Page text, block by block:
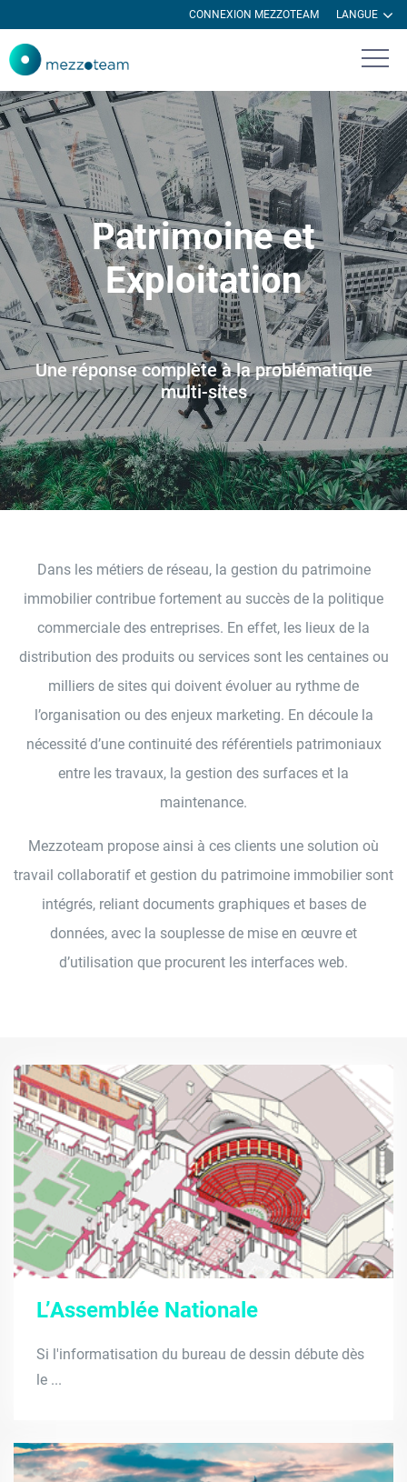
CONNEXION MEZZOTEAM LANGUE
Patrimoine et
Exploitation
Une réponse complète à la problématique
multi-sites
Dans les métiers de réseau, la gestion du patrimoine
immobilier contribue fortement au succès de la politique
commerciale des entreprises. En effet, les lieux de la
distribution des produits ou services sont les centaines ou
milliers de sites qui doivent évoluer au rythme de
l’organisation ou des enjeux marketing. En découle la
nécessité d’une continuité des référentiels patrimoniaux
entre les travaux, la gestion des surfaces et la
maintenance.
Mezzoteam propose ainsi à ces clients une solution où
travail collaboratif et gestion du patrimoine immobilier sont
intégrés, reliant documents graphiques et bases de
données, avec la souplesse de mise en œuvre et
d’utilisation que procurent les interfaces web.
L’Assemblée Nationale
Si l'informatisation du bureau de dessin débute dès
le ...